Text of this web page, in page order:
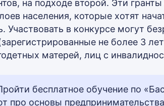
на подходе второй. Эти
населения, которые хотят
Участвовать в конкурсе могут
не более 3
матерей, лиц с
бесплатное обучение по
про основы